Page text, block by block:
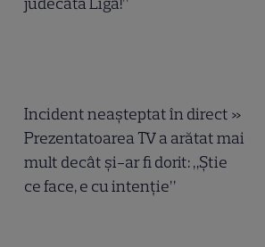
judecată Liga!”
Incident neașteptat în direct »
Prezentatoarea TV a arătat mai
mult decât și-ar fi dorit: „Știe
ce face, e cu intenție”